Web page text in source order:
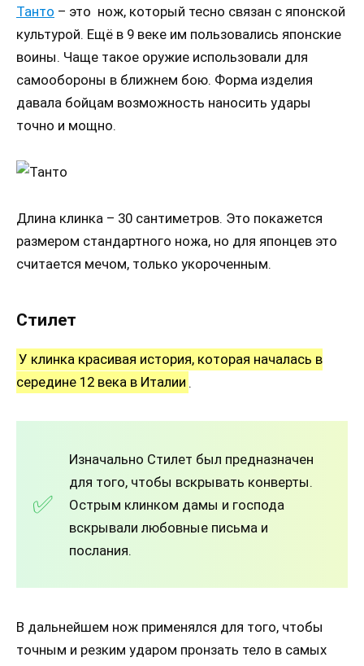
Танто – это нож, который тесно связан с японской
культурой. Ещё в 9 веке им пользовались японские
воины. Чаще такое оружие использовали для
самообороны в ближнем бою. Форма изделия
давала бойцам возможность наносить удары
точно и мощно.
Длина клинка – 30 сантиметров. Это покажется
размером стандартного ножа, но для японцев это
считается мечом, только укороченным.
Стилет
У клинка красивая история, которая началась в
середине 12 века в Италии .
Изначально Стилет был предназначен
для того, чтобы вскрывать конверты.
Острым клинком дамы и господа
вскрывали любовные письма и
послания.
В дальнейшем нож применялся для того, чтобы
точным и резким ударом пронзать тело в самых